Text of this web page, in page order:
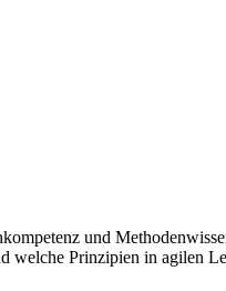
und
welche Prinzipien in agilen